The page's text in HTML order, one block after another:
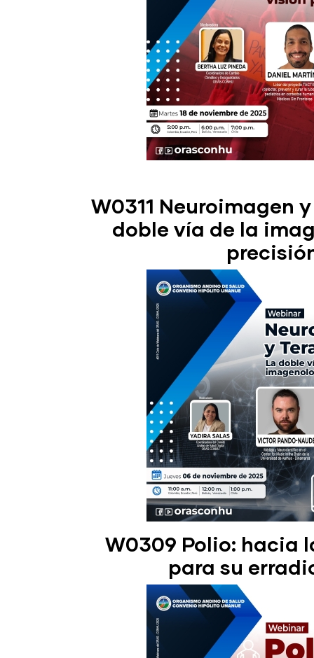
W0311 Neuroimagen
doble vía de la
W0309 Polio: hacia
para su